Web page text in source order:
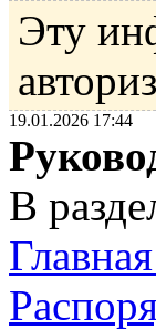
Эту
19.01.2026 17:44
В